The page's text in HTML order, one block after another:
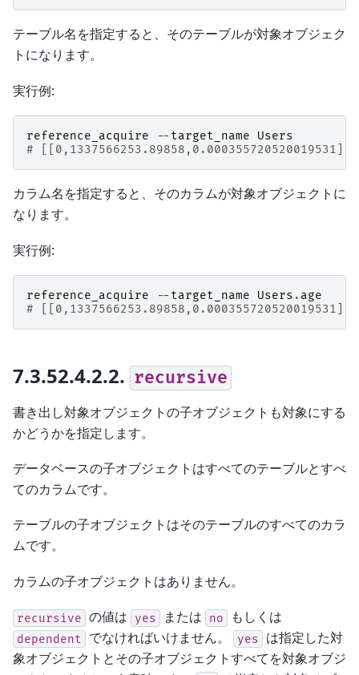
テーブル名を指定すると、そのテーブルが対象オブジェク
トになります。
実行例:
reference_acquire -- target_name
Users
#
カラム名を指定すると、そのカラムが対象オブジェクトに
なります。
実行例:
reference_acquire -- target_name Users . age
#
7.3.52.4.2.2. recursive
書き出し対象オブジェクトの子オブジェクトも対象にする
かどうかを指定します。
データベースの子オブジェクトはすべてのテーブルとすべ
てのカラムです。
テーブルの子オブジェクトはそのテーブルのすべてのカラ
ムです。
カラムの子オブジェクトはありません。
recursive の値は yes または no もしくは
dependent でなければいけません。 yes
は指定した対
象オブジェクトとその子オブジェクトすべてを対象オブジ